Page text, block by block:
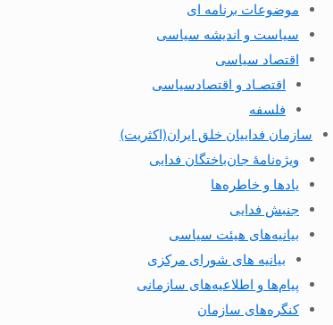
موضوعات برنامه ای
سیاست و اندیشه سیاسی
اقتصاد سیاسی
اقتصـاد و اقتصاد‌سیاسی
فلسفه
سازمان فداییان خلق ایران(اکثریت)
ویژه‌نامهٔ جان‌باختگان فدایی
یادها و خاطره‌ها
جنبش فدایی
بیانیه‌های هیئت سیاسی
بیانیه های شورای مرکزی
پیام‌ها و اطلاعیه‌های سازمانی
کنگره‌های سازمان